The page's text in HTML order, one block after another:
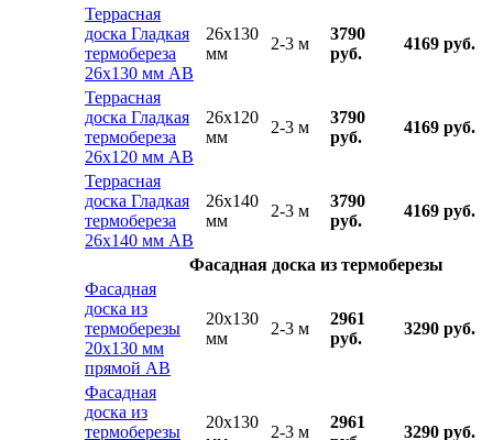
Террасная
доска Гладкая
термобереза
26х130 мм АВ
26x130
мм
2-3 м
3790
руб.
4169 руб.
Террасная
доска Гладкая
термобереза
26х120 мм АВ
26x120
мм
2-3 м
3790
руб.
4169 руб.
Террасная
доска Гладкая
термобереза
26х140 мм АВ
26x140
мм
2-3 м
3790
руб.
4169 руб.
Фасадная доска из термоберезы
Фасадная
доска из
термоберезы
20х130 мм
прямой АВ
20x130
мм
2-3 м
2961
руб.
3290 руб.
Фасадная
доска из
термоберезы
20x130
2-3 м
2961
3290 руб.